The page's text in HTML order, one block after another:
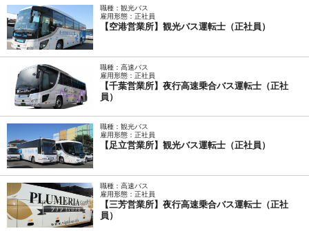
職種：観光バス
雇用形態：正社員
【空港営業所】観光バス運転士（正社員）
職種：高速バス
雇用形態：正社員
【千葉営業所】夜行高速乗合バス運転士（正社
員）
職種：観光バス
雇用形態：正社員
【足立営業所】観光バス運転士（正社員）
職種：高速バス
雇用形態：正社員
【三芳営業所】夜行高速乗合バス運転士（正社
員）